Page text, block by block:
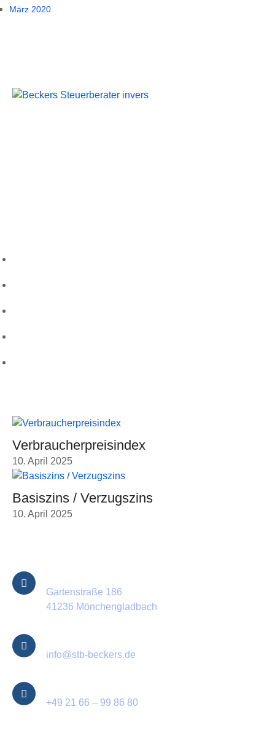
März 2020
Verbraucherpreisindex
10. April 2025
Basiszins / Verzugszins
10. April 2025
Gartenstraße 186
41236 Mönchengladbach
info@stb-beckers.de
+49 21 66 – 99 86 80